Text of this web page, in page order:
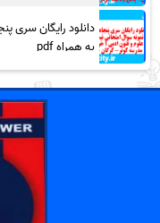
دانلود رایگان سری
به همراه pdf